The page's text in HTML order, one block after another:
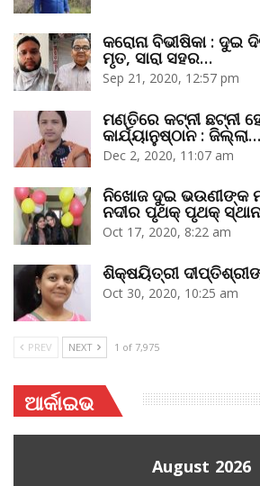
କରୋନା ବିଭୀଷିକା : ଦୁଇ
ମୃତ, ସାରା ସହର…
Sep 21, 2020, 12:57 pm
ମଣ୍ତିରେ କଟ୍‌ନୀ ଛଟ୍‌ନୀ
କାର୍ଯ୍ୟାନୁଷ୍ଠାନ : ଜିଲ୍ଲା…
Dec 2, 2020, 11:07 am
ନିଖୋଜ ଦୁଇ ଭଉଣୀଙ୍କ
ନଦୀର ପୃଥକ୍‌ ପୃଥକ୍‌
Oct 17, 2020, 8:22 am
ଶିକ୍ଷୟିତ୍ରୀ
Oct 30, 2020, 10:25 am
PREV NEXT 1 of 7,975
ଆର୍କାଇଭ
August 2026